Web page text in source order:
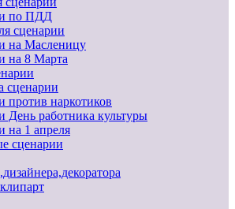
по ПДД
сценарии
на Масленицу
на 8 Марта
сценарии
против наркотиков
День работника культуры
на 1 апреля
сценарии